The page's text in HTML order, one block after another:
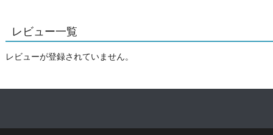
レビュー一覧
レビューが登録されていません。